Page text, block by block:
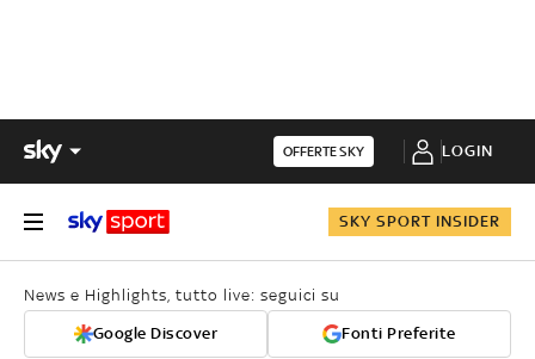
OFFERTE SKY LOGIN
SKY SPORT INSIDER
News e Highlights, tutto live: seguici su
Google Discover Fonti Preferite